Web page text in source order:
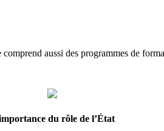
aussi des programmes de
du rôle de l’État